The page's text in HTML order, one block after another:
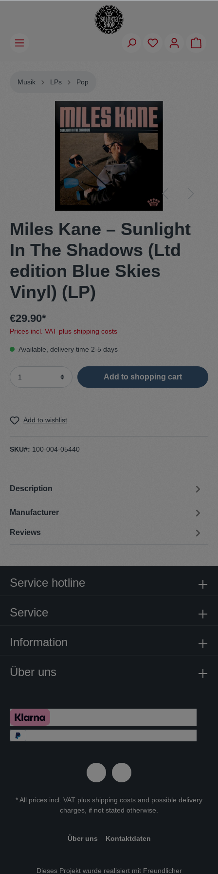
Musik LPs Pop
Miles Kane – Sunlight
In The Shadows (Ltd
edition Blue Skies
Vinyl) (LP)
€29.90*
Prices incl. VAT plus shipping costs
Available, delivery time 2-5 days
Add to shopping cart
Add to wishlist
SKU#: 100-004-05440
Description
Manufacturer
Reviews
Über uns
Service hotline
Service
Information
* All prices incl. VAT plus shipping costs and possible delivery
charges, if not stated otherwise.
Über uns Kontaktdaten
Dieses Projekt wurde realisiert mit Freundlicher